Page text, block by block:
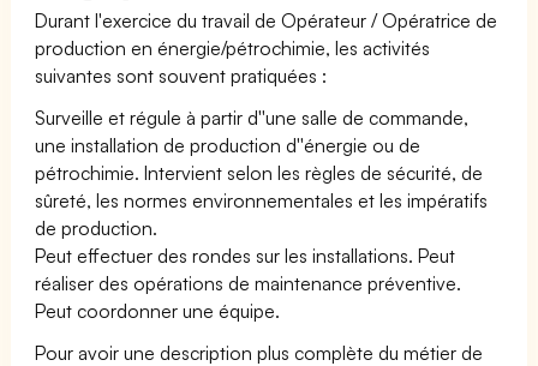
Durant l'exercice du travail de Opérateur / Opératrice de
production en énergie/pétrochimie, les activités
suivantes sont souvent pratiquées :
Surveille et régule à partir d''une salle de commande,
une installation de production d''énergie ou de
pétrochimie. Intervient selon les règles de sécurité, de
sûreté, les normes environnementales et les impératifs
de production.
Peut effectuer des rondes sur les installations. Peut
réaliser des opérations de maintenance préventive.
Peut coordonner une équipe.
Pour avoir une description plus complète du métier de